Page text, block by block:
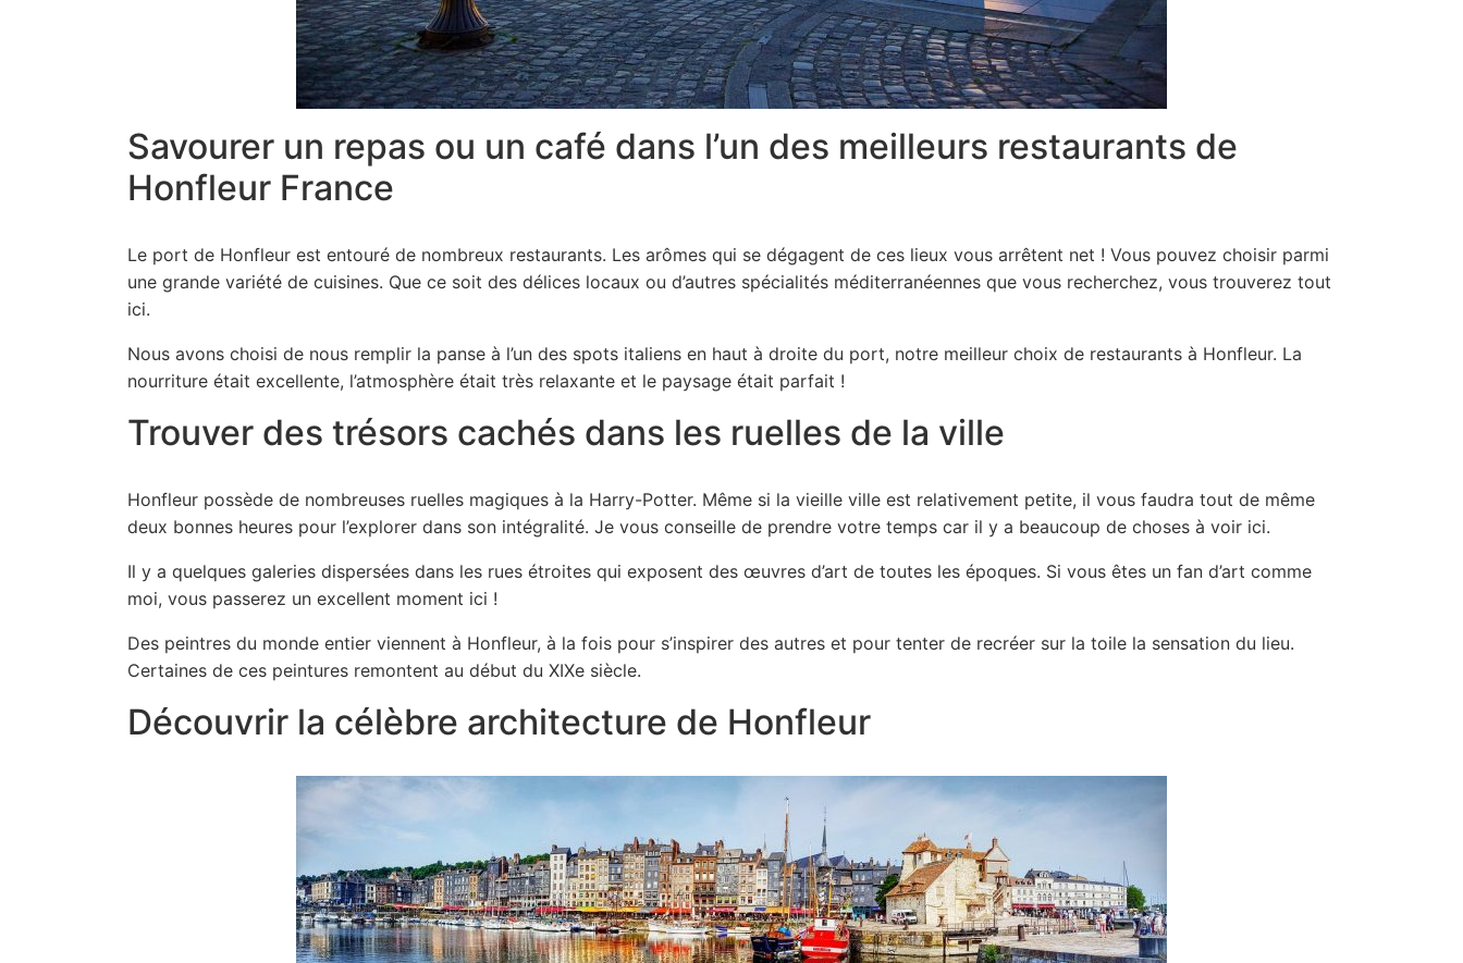
Savourer un repas ou un café dans l’un des meilleurs restaurants de
Honfleur France
Le port de Honfleur est entouré de nombreux restaurants. Les arômes qui se dégagent de ces lieux vous arrêtent net ! Vous pouvez choisir parmi
une grande variété de cuisines. Que ce soit des délices locaux ou d’autres spécialités méditerranéennes que vous recherchez, vous trouverez tout
ici.
Nous avons choisi de nous remplir la panse à l’un des spots italiens en haut à droite du port, notre meilleur choix de restaurants à Honfleur. La
nourriture était excellente, l’atmosphère était très relaxante et le paysage était parfait !
Trouver des trésors cachés dans les ruelles de la ville
Honfleur possède de nombreuses ruelles magiques à la Harry-Potter. Même si la vieille ville est relativement petite, il vous faudra tout de même
deux bonnes heures pour l’explorer dans son intégralité. Je vous conseille de prendre votre temps car il y a beaucoup de choses à voir ici.
Il y a quelques galeries dispersées dans les rues étroites qui exposent des œuvres d’art de toutes les époques. Si vous êtes un fan d’art comme
moi, vous passerez un excellent moment ici !
Des peintres du monde entier viennent à Honfleur, à la fois pour s’inspirer des autres et pour tenter de recréer sur la toile la sensation du lieu.
Certaines de ces peintures remontent au début du XIXe siècle.
Découvrir la célèbre architecture de Honfleur